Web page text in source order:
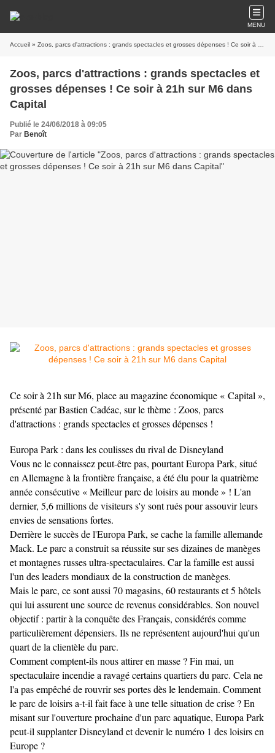
MENU
Accueil » Zoos, parcs d'attractions : grands spectacles et grosses dépenses ! Ce soir à 21h sur M6 dans Capital
Zoos, parcs d'attractions : grands spectacles et
grosses dépenses ! Ce soir à 21h sur M6 dans
Capital
Publié le 24/06/2018 à 09:05
Par Benoît
Ce soir à 21h sur M6, place au magazine économique « Capital »,
présenté par Bastien Cadéac, sur le thème : Zoos, parcs
d'attractions : grands spectacles et grosses dépenses !
Europa Park : dans les coulisses du rival de Disneyland
Vous ne le connaissez peut-être pas, pourtant Europa Park, situé
en Allemagne à la frontière française, a été élu pour la quatrième
année consécutive « Meilleur parc de loisirs au monde » ! L'an
dernier, 5,6 millions de visiteurs s'y sont rués pour assouvir leurs
envies de sensations fortes.
Derrière le succès de l'Europa Park, se cache la famille allemande
Mack. Le parc a construit sa réussite sur ses dizaines de manèges
et montagnes russes ultra-spectaculaires. Car la famille est aussi
l'un des leaders mondiaux de la construction de manèges.
Mais le parc, ce sont aussi 70 magasins, 60 restaurants et 5 hôtels
qui lui assurent une source de revenus considérables. Son nouvel
objectif : partir à la conquête des Français, considérés comme
particulièrement dépensiers. Ils ne représentent aujourd'hui qu'un
quart de la clientèle du parc.
Comment comptent-ils nous attirer en masse ? Fin mai, un
spectaculaire incendie a ravagé certains quartiers du parc. Cela ne
l'a pas empêché de rouvrir ses portes dès le lendemain. Comment
le parc de loisirs a-t-il fait face à une telle situation de crise ? En
misant sur l'ouverture prochaine d'un parc aquatique, Europa Park
peut-il supplanter Disneyland et devenir le numéro 1 des loisirs en
Europe ?